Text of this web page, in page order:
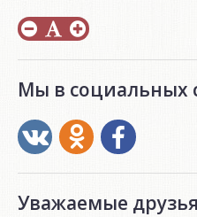
Мы в социальных
Уважаемые